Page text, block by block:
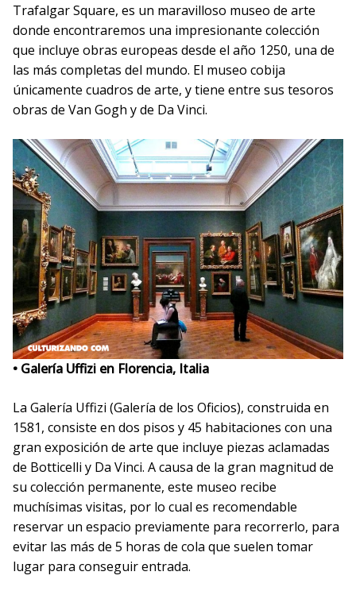
Trafalgar Square, es un maravilloso museo de arte
donde encontraremos una impresionante colección
que incluye obras europeas desde el año 1250, una de
las más completas del mundo. El museo cobija
únicamente cuadros de arte, y tiene entre sus tesoros
obras de Van Gogh y de Da Vinci.
• Galería Uffizi en Florencia, Italia
La Galería Uffizi (Galería de los Oficios), construida en
1581, consiste en dos pisos y 45 habitaciones con una
gran exposición de arte que incluye piezas aclamadas
de Botticelli y Da Vinci. A causa de la gran magnitud de
su colección permanente, este museo recibe
muchísimas visitas, por lo cual es recomendable
reservar un espacio previamente para recorrerlo, para
evitar las más de 5 horas de cola que suelen tomar
lugar para conseguir entrada.